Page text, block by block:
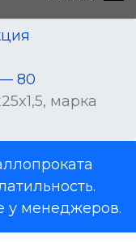
80
марка
у менеджеров.